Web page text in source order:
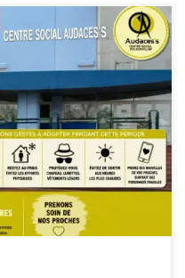
en vigilance
aux recommandations
la santé de tous,
est suspendu à
l’accès est
dans les